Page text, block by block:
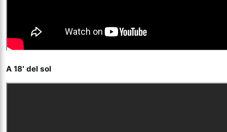
A 18′ del sol